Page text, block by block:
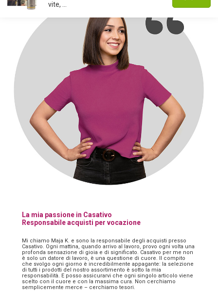
vite, ...
La mia passione in Casativo
Responsabile acquisti per vocazione
Mi chiamo Maja K. e sono la responsabile degli acquisti presso
Casativo. Ogni mattina, quando arrivo al lavoro, provo ogni volta una
profonda sensazione di gioia e di significato. Casativo per me non
è solo un datore di lavoro, è una questione di cuore. Il compito
che svolgo ogni giorno è incredibilmente appagante: la selezione
di tutti i prodotti del nostro assortimento è sotto la mia
responsabilità. E posso assicurarvi che ogni singolo articolo viene
scelto con il cuore e con la massima cura. Non cerchiamo
semplicemente merce – cerchiamo tesori.